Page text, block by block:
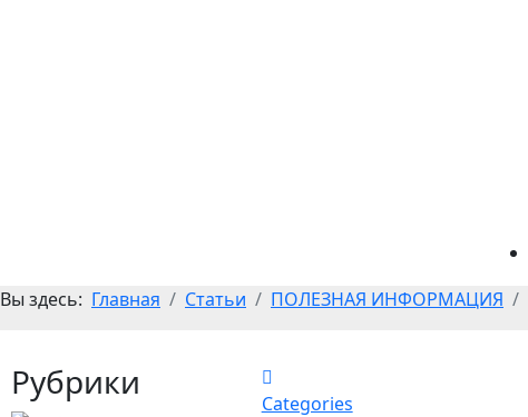
Вы здесь: Главная Статьи ПОЛЕЗНАЯ ИНФОРМАЦИЯ
Рубрики
Categories